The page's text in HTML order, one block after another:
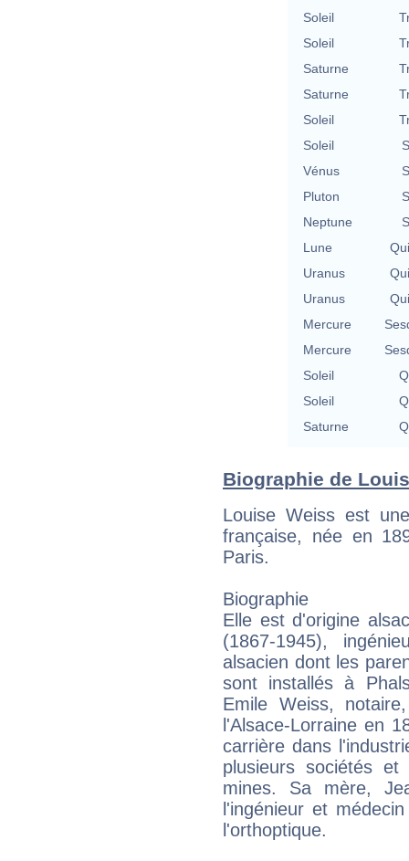
Soleil
Soleil
Saturne
Saturne
Soleil
Soleil
Vénus
Pluton
Neptune
Lune
Uranus
Uranus
Mercure
Mercure
Soleil
Soleil
Saturne
Biographie de
Louise Weiss est
française, née en
Paris.
Biographie
Elle est d'origine
(1867-1945),
alsacien dont les
sont installés à
Emile Weiss,
l'Alsace-Lorraine en
carrière dans
plusieurs sociétés
mines. Sa mère,
l'ingénieur et
l'orthoptique.